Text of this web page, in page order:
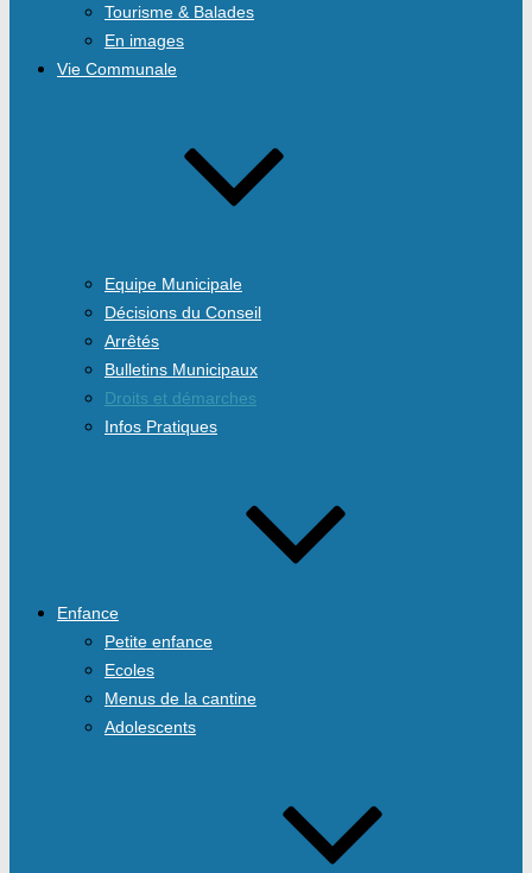
Tourisme & Balades
En images
Vie Communale
Equipe Municipale
Décisions du Conseil
Arrêtés
Bulletins Municipaux
Droits et démarches
Infos Pratiques
Enfance
Petite enfance
Ecoles
Menus de la cantine
Adolescents